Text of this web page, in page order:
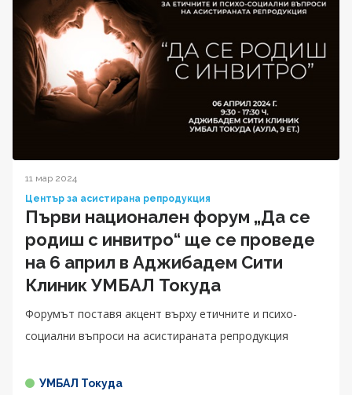
11 мар 2024
Център за асистирана репродукция
Първи национален форум „Да се
родиш с инвитро“ ще се проведе
на 6 април в Аджибадем Сити
Клиник УМБАЛ Токуда
Форумът поставя акцент върху етичните и психо-
социални въпроси на асистираната репродукция
УМБАЛ Токуда